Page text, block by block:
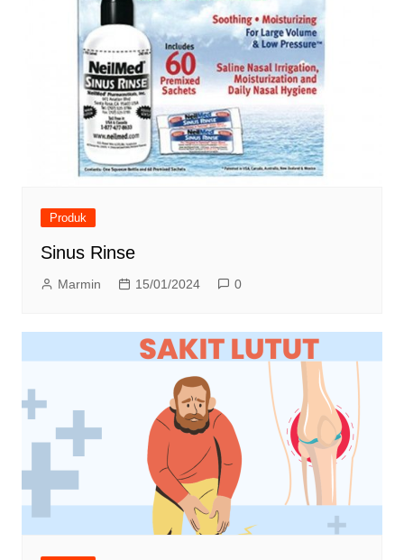
Produk
Sinus Rinse
Marmin 15/01/2024 0